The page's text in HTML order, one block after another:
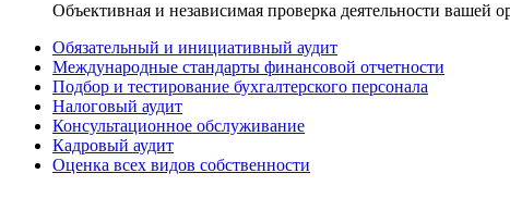
Объективная и независимая проверка деятельности вашей
Обязательный и инициативный аудит
Международные стандарты финансовой отчетности
Подбор и тестирование бухгалтерского персонала
Налоговый аудит
Консультационное обслуживание
Кадровый аудит
Оценка всех видов собственности